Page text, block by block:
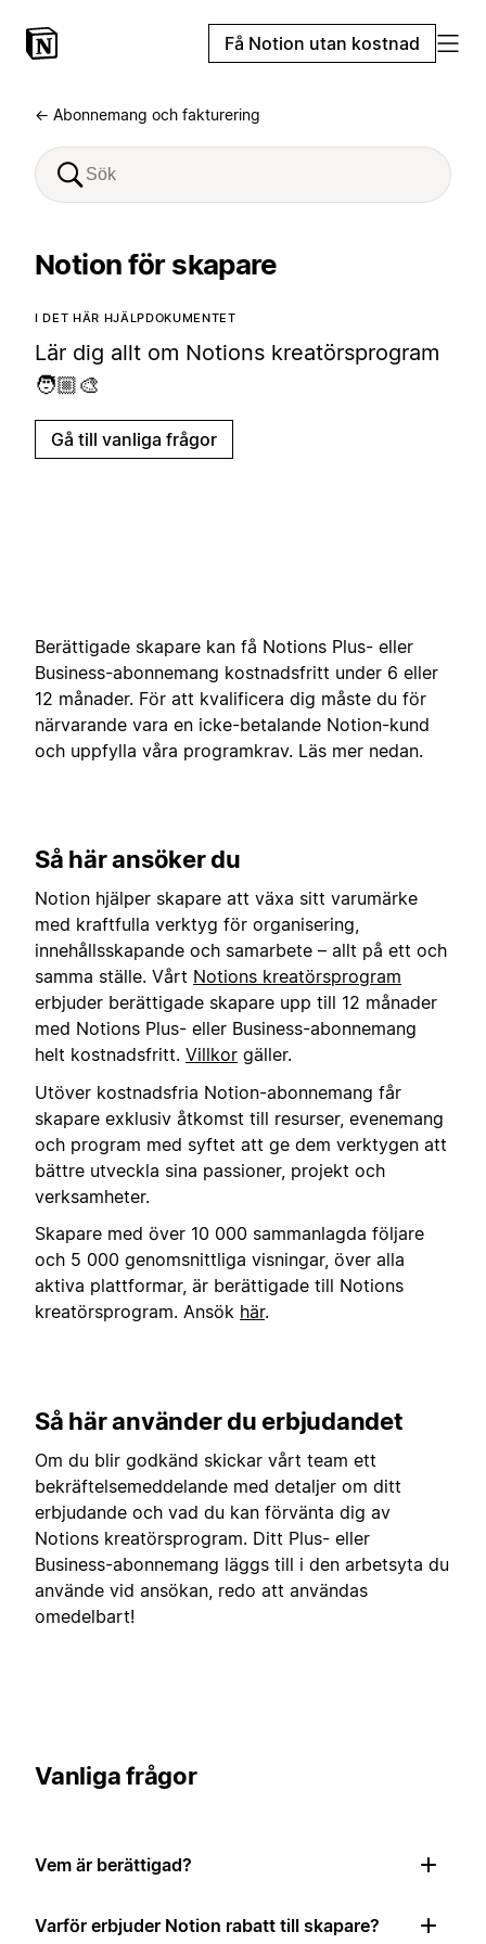
Få Notion utan kostnad
← Abonnemang och fakturering
Notion för skapare
I DET HÄR HJÄLPDOKUMENTET
Lär dig allt om Notions kreatörsprogram
🧑🏼‍🎨
Gå till vanliga frågor
Berättigade skapare kan få Notions Plus- eller
Business-abonnemang kostnadsfritt under 6 eller
12 månader. För att kvalificera dig måste du för
närvarande vara en icke-betalande Notion-kund
och uppfylla våra programkrav. Läs mer nedan.
Så här ansöker du
Notion hjälper skapare att växa sitt varumärke
med kraftfulla verktyg för organisering,
innehållsskapande och samarbete – allt på ett och
samma ställe. Vårt Notions kreatörsprogram
erbjuder berättigade skapare upp till 12 månader
med Notions Plus- eller Business-abonnemang
helt kostnadsfritt. Villkor gäller.
Utöver kostnadsfria Notion-abonnemang får
skapare exklusiv åtkomst till resurser, evenemang
och program med syftet att ge dem verktygen att
bättre utveckla sina passioner, projekt och
verksamheter.
Skapare med över 10 000 sammanlagda följare
och 5 000 genomsnittliga visningar, över alla
aktiva plattformar, är berättigade till Notions
kreatörsprogram. Ansök här.
Så här använder du erbjudandet
Om du blir godkänd skickar vårt team ett
bekräftelsemeddelande med detaljer om ditt
erbjudande och vad du kan förvänta dig av
Notions kreatörsprogram. Ditt Plus- eller
Business-abonnemang läggs till i den arbetsyta du
använde vid ansökan, redo att användas
omedelbart!
Vanliga frågor
Vem är berättigad?
Varför erbjuder Notion rabatt till skapare?